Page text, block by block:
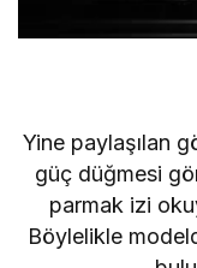
Yine paylaşılan
güç düğmesi
parmak izi
Böylelikle